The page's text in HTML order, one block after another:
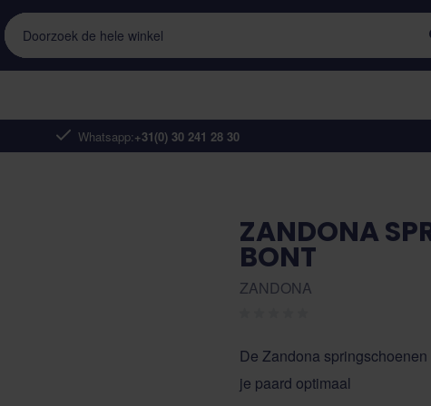
Whatsapp:+31(0) 30 241 28 30
Doorzoek de hele winkel
ZANDONA
BONT
ZANDONA
De Zandona
je paard optimaal